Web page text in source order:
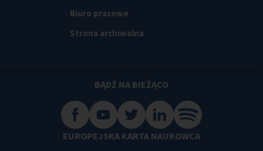
Biuro prasowe
Strona archiwalna
BĄDŹ NA BIEŻĄCO
EUROPEJSKA KARTA NAUKOWCA